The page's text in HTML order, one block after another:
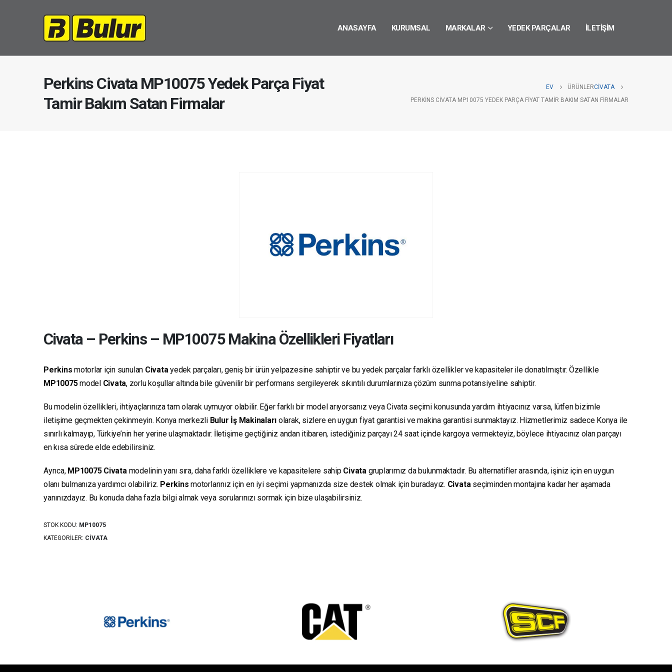
ANASAYFA KURUMSAL MARKALAR YEDEK PARÇALAR İLETIŞIM
Perkins Civata MP10075 Yedek Parça Fiyat
Tamir Bakım Satan Firmalar
EV ÜRÜNLERCIVATA
PERKINS CIVATA MP10075 YEDEK PARÇA FIYAT TAMIR BAKIM SATAN FIRMALAR
Civata– Perkins– MP10075Makina Özellikleri Fiyatları
Perkins motorlar için sunulan Civata yedek parçaları, geniş bir ürün yelpazesine sahiptir ve bu yedek parçalar farklı özellikler ve kapasiteler ile donatılmıştır. Özellikle
MP10075model Civata, zorlu koşullar altında bile güvenilir bir performans sergileyerek sıkıntılı durumlarınıza çözüm sunma potansiyeline sahiptir.
Bu modelin özellikleri, ihtiyaçlarınıza tam olarak uymuyor olabilir. Eğer farklı bir model arıyorsanız veya Civata seçimi konusunda yardım ihtiyacınız varsa, lütfen bizimle
iletişime geçmekten çekinmeyin. Konya merkezli Bulur İş Makinaları olarak, sizlere en uygun fiyat garantisi ve makina garantisi sunmaktayız. Hizmetlerimiz sadece Konya ile
sınırlı kalmayıp, Türkiye’nin her yerine ulaşmaktadır. İletişime geçtiğiniz andan itibaren, istediğiniz parçayı 24 saat içinde kargoya vermekteyiz, böylece ihtiyacınız olan parçayı
en kısa sürede elde edebilirsiniz.
Ayrıca, MP10075 Civata modelinin yanı sıra, daha farklı özelliklere ve kapasitelere sahip Civata gruplarımız da bulunmaktadır. Bu alternatifler arasında, işiniz için en uygun
olanı bulmanıza yardımcı olabiliriz. Perkins motorlarınız için en iyi seçimi yapmanızda size destek olmak için buradayız. Civata seçiminden montajına kadar her aşamada
yanınızdayız. Bu konuda daha fazla bilgi almak veya sorularınızı sormak için bize ulaşabilirsiniz.
STOK KODU: MP10075
KATEGORILER: CIVATA